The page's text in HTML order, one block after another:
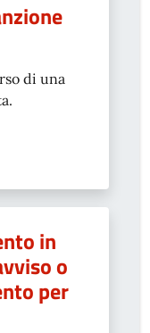
di una
in
o
per